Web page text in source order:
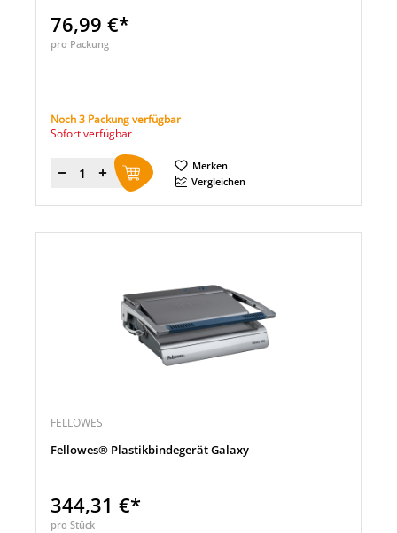
76,99 €*
pro Packung
Noch 3 Packung verfügbar
Sofort verfügbar
Menge
Merken
Vergleichen
FELLOWES
Fellowes® Plastikbindegerät Galaxy
344,31 €*
pro Stück